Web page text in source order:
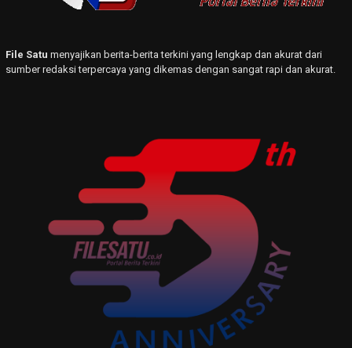
File Satu menyajikan berita-berita terkini yang lengkap dan akurat dari
sumber redaksi terpercaya yang dikemas dengan sangat rapi dan akurat.